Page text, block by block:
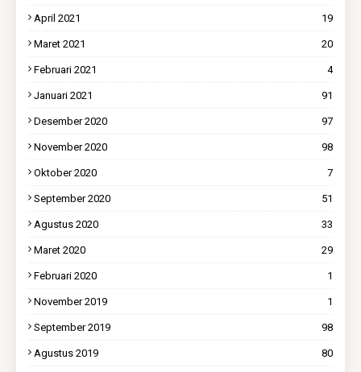
April 2021 19
Maret 2021 20
Februari 2021 4
Januari 2021 91
Desember 2020 97
November 2020 98
Oktober 2020 7
September 2020 51
Agustus 2020 33
Maret 2020 29
Februari 2020 1
November 2019 1
September 2019 98
Agustus 2019 80